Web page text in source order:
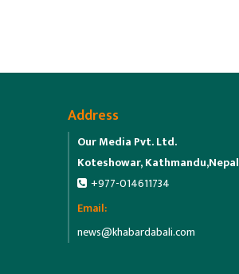
Address
Our Media Pvt. Ltd.
Koteshowar, Kathmandu,Nepal
+977-014611734
Email:
news@khabardabali.com